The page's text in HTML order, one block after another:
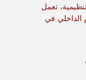
تعمل
الداخلي في